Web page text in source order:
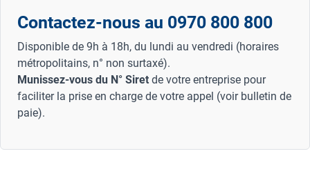
Contactez-nous au 0970 800 800
Disponible de 9h à 18h, du lundi au vendredi (horaires
métropolitains, n° non surtaxé).
Munissez-vous du N° Siret de votre entreprise pour
faciliter la prise en charge de votre appel (voir bulletin de
paie).